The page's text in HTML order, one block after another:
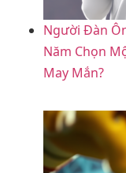
Người Đàn
Năm Chọn
May Mắn?